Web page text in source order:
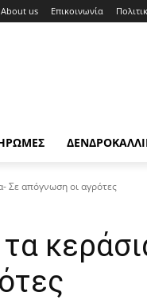
About us Επικοινωνία
Σε απόγνωση οι αγρότες